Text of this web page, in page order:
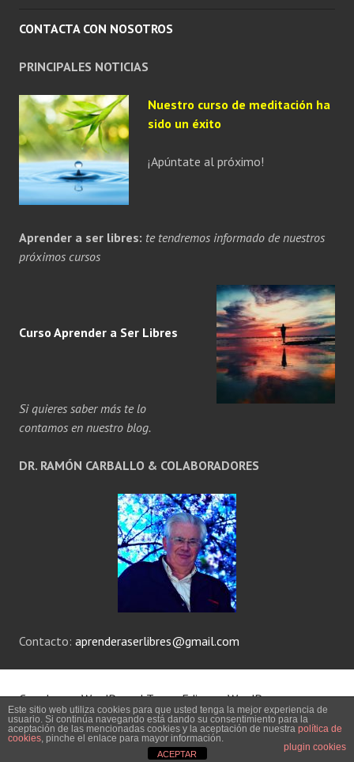
CONTACTA CON NOSOTROS
PRINCIPALES NOTICIAS
Nuestro curso de meditación ha
sido un éxito
¡Apúntate al próximo!
Aprender a ser libres: te tendremos informado de nuestros
próximos cursos
Curso Aprender a Ser Libres
Si quieres saber más te lo
contamos en nuestro blog.
DR. RAMÓN CARBALLO & COLABORADORES
Contacto: aprenderaserlibres@gmail.com
Creado con WordPress |Tema: Edin porWordPress.com.
AVISO LEGAL
Este sitio web utiliza cookies para que usted tenga la mejor experiencia de
usuario. Si continúa navegando está dando su consentimiento para la
aceptación de las mencionadas cookies y la aceptación de nuestra política de
cookies, pinche el enlace para mayor información.
plugin cookies
ACEPTAR